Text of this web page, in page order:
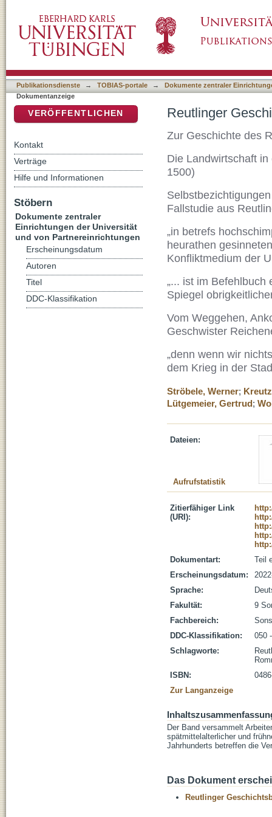
Publikationsdienste → TOBIAS-portale →
Dokumente zentraler
Dokumentanzeige
Reutlinger
Zur Geschichte des
Die Landwirtschaft
1500)
Fallstudie aus
„in betrefs
heurathen
Konfliktmedium der
„... ist im Befehlbuch
Spiegel
Vom Weggehen,
Geschwister
„denn wenn wir
dem Krieg in der
Ströbele, Werner;
Lütgemeier, Gertrud;
Dateien:
Aufrufstatistik
Zitierfähiger Link
(URI):
Dokumentart:
Teil
Erscheinungsdatum:
Sprache:
Fakultät:
9
Fachbereich:
DDC-Klassifikation:
050
Schlagworte:
ISBN:
Zur Langanzeige
Der Band versammelt
spätmittelalterlicher und
Jahrhunderts betreffen die
Das Dokument
Reutlinger
VERÖFFENTLICHEN
Kontakt
Verträge
Hilfe und Informationen
Stöbern
Dokumente zentraler
Einrichtungen der Universität
und von Partnereinrichtungen
Erscheinungsdatum
Autoren
Titel
DDC-Klassifikation